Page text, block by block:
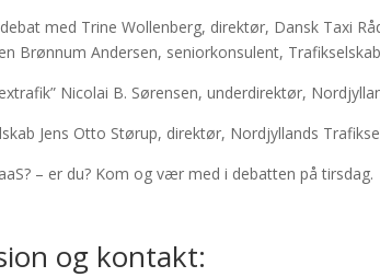
med Trine Wollenberg, direktør, Dansk Taxi
Brønnum Andersen, seniorkonsulent,
Nicolai B. Sørensen, underdirektør,
Jens Otto Størup, direktør, Nordjyllands
– er du? Kom og vær med i debatten på tirsdag.
og kontakt: